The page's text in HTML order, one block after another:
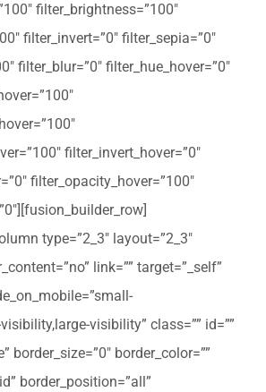
filter_brightness=”100″
filter_invert=”0″ filter_sepia=”0″
filter_blur=”0″ filter_hue_hover=”0″
filter_invert_hover=”0″
filter_opacity_hover=”100″
type=”2_3″ layout=”2_3″
link=”” target=”_self”
visibility” class=”” id=””
border_size=”0″ border_color=””
border_position=”all”